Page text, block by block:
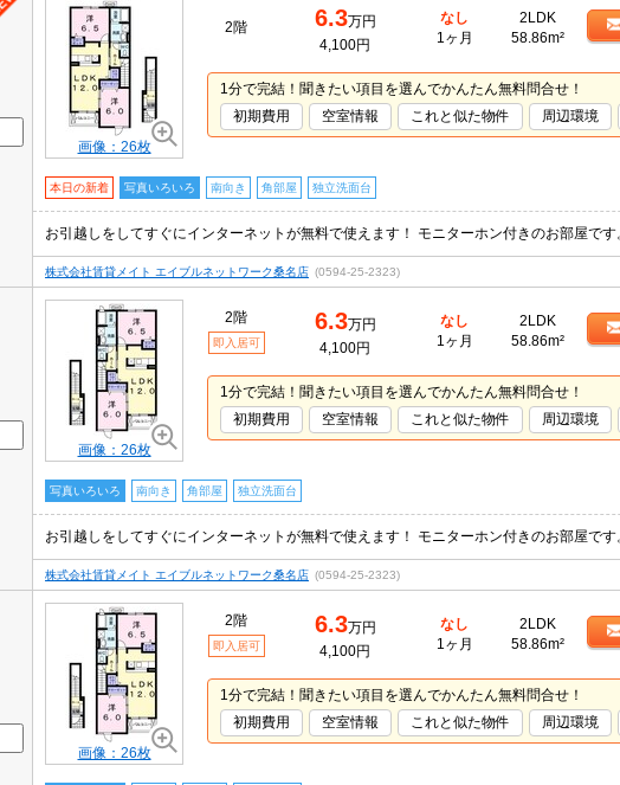
画像：26枚
2階 6.3万円
4,100円
なし
1ヶ月
2LDK
58.86m²
1分で完結！聞きたい項目を選んでかんたん無料問合せ！
初期費用
空室情報 これと似た物件 周辺環境
本日の新着 写真いろいろ 南向き 角部屋 独立洗面台
株式会社賃貸メイト エイブルネットワーク桑名店 (0594-25-2323)
画像：26枚
2階
即入居可
6.3万円
4,100円
なし
1ヶ月
2LDK
58.86m²
1分で完結！聞きたい項目を選んでかんたん無料問合せ！
初期費用
空室情報 これと似た物件 周辺環境
写真いろいろ 南向き 角部屋 独立洗面台
株式会社賃貸メイト エイブルネットワーク桑名店 (0594-25-2323)
画像：26枚
2階
即入居可
6.3万円
4,100円
なし
1ヶ月
2LDK
58.86m²
1分で完結！聞きたい項目を選んでかんたん無料問合せ！
初期費用
空室情報 これと似た物件 周辺環境